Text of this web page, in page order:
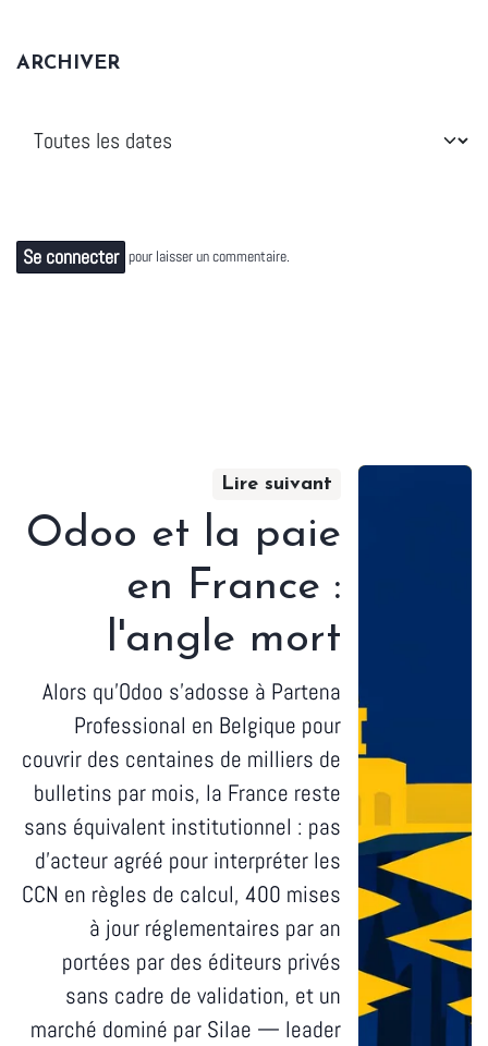
ARCHIVER
Se connecter pour laisser un commentaire.
Lire suivant
Odoo et la paie
en France :
l'angle mort
Alors qu'Odoo s'adosse à Partena
Professional en Belgique pour
couvrir des centaines de milliers de
bulletins par mois, la France reste
sans équivalent institutionnel : pas
d'acteur agréé pour interpréter les
CCN en règles de calcul, 400 mises
à jour réglementaires par an
portées par des éditeurs privés
sans cadre de validation, et un
marché dominé par Silae — leader